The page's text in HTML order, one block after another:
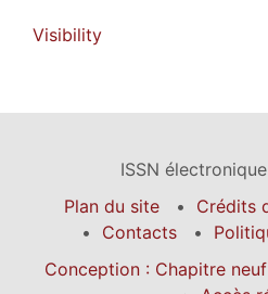
Visibility
ISSN
Plan du site
Crédits
Contacts
Conception : Chapitre neuf